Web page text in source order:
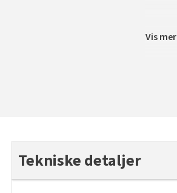
Vis mer
Tekniske detaljer